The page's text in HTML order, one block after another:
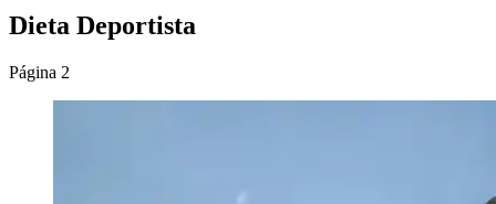
Dieta Deportista
Página 2